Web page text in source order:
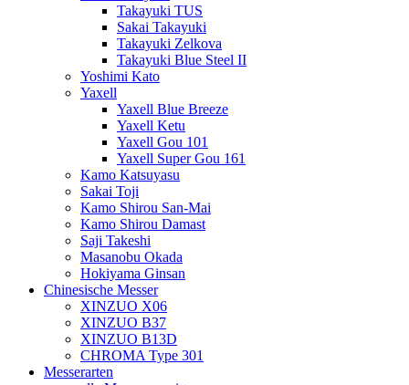
Takayuki TUS
Sakai Takayuki
Takayuki Zelkova
Takayuki Blue Steel II
Yoshimi Kato
Yaxell
Yaxell Blue Breeze
Yaxell Ketu
Yaxell Gou 101
Yaxell Super Gou 161
Kamo Katsuyasu
Sakai Toji
Kamo Shirou San-Mai
Kamo Shirou Damast
Saji Takeshi
Masanobu Okada
Hokiyama Ginsan
Chinesische Messer
XINZUO X06
XINZUO B37
XINZUO B13D
CHROMA Type 301
Messerarten